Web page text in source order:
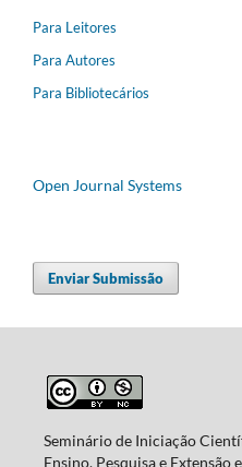
Para Leitores
Para Autores
Para Bibliotecários
Open Journal Systems
Enviar Submissão
Seminário de Iniciação
Ensino, Pesquisa e